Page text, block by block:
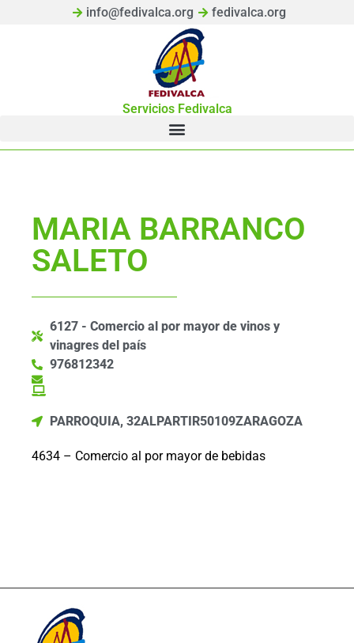
info@fedivalca.org fedivalca.org
Servicios Fedivalca
MARIA BARRANCO
SALETO
6127 - Comercio al por mayor de vinos y
vinagres del país
976812342
PARROQUIA, 32ALPARTIR50109ZARAGOZA
4634 – Comercio al por mayor de bebidas